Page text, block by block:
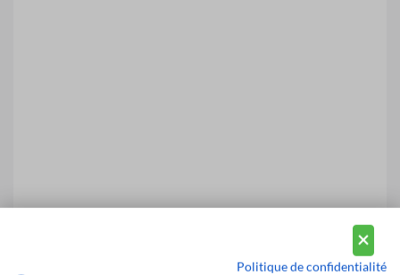
Politique de confidentialité